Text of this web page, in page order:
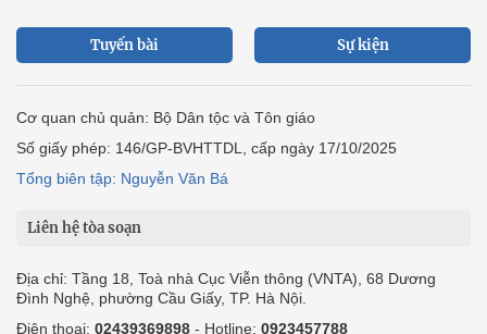
Tuyến bài Sự kiện
Cơ quan chủ quản: Bộ Dân tộc và Tôn giáo
Số giấy phép: 146/GP-BVHTTDL, cấp ngày 17/10/2025
Tổng biên tập: Nguyễn Văn Bá
Liên hệ tòa soạn
Địa chỉ: Tầng 18, Toà nhà Cục Viễn thông (VNTA), 68 Dương
Đình Nghệ, phường Cầu Giấy, TP. Hà Nội.
Điện thoại: 02439369898 - Hotline: 0923457788